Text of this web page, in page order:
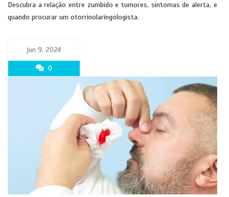
Descubra a relação entre zumbido e tumores, sintomas de alerta, e
quando procurar um otorrinolaringologista.
jun 9, 2024
0